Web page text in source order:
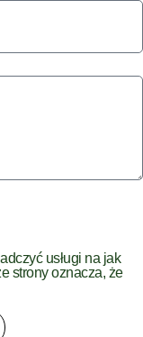
usługi na jak
strony oznacza, że